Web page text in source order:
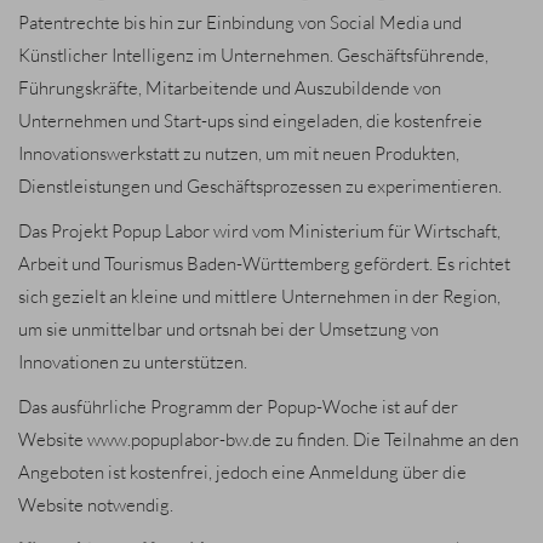
Patentrechte bis hin zur Einbindung von Social Media und
Künstlicher Intelligenz im Unternehmen. Geschäftsführende,
Führungskräfte, Mitarbeitende und Auszubildende von
Unternehmen und Start-ups sind eingeladen, die kostenfreie
Innovationswerkstatt zu nutzen, um mit neuen Produkten,
Dienstleistungen und Geschäftsprozessen zu experimentieren.
Das Projekt Popup Labor wird vom Ministerium für Wirtschaft,
Arbeit und Tourismus Baden-Württemberg gefördert. Es richtet
sich gezielt an kleine und mittlere Unternehmen in der Region,
um sie unmittelbar und ortsnah bei der Umsetzung von
Innovationen zu unterstützen.
Das ausführliche Programm der Popup-Woche ist auf der
Website www.popuplabor-bw.de zu finden. Die Teilnahme an den
Angeboten ist kostenfrei, jedoch eine Anmeldung über die
Website notwendig.